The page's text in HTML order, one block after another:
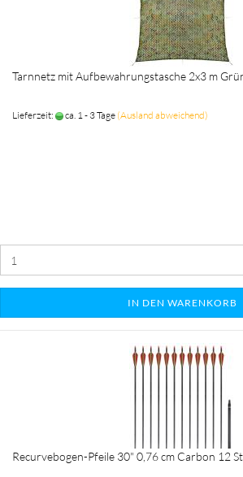
Tarnnetz mit Aufbewahrungstasche 2x3 m
Lieferzeit: ca. 1 - 3 Tage (Ausland abweichend)
IN DEN WARENKORB
Recurvebogen-Pfeile 30" 0,76 cm Carbon 12